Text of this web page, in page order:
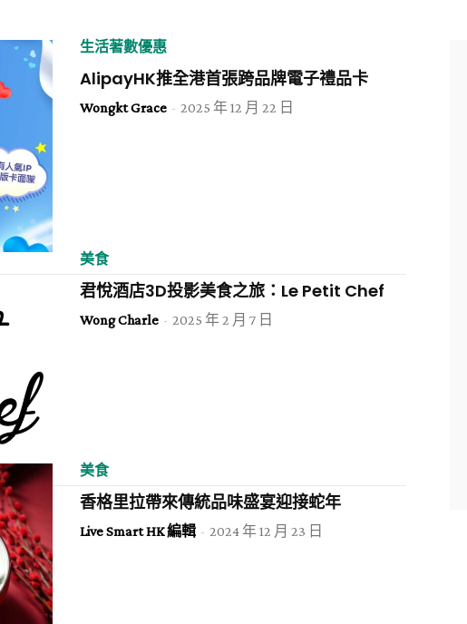
生活著數優惠
AlipayHK推全港首張跨品牌電子禮品卡
Wongkt Grace - 2025 年 12 月 22 日
美食
君悅酒店3D投影美食之旅：Le Petit Chef
Wong Charle - 2025 年 2 月 7 日
美食
香格里拉帶來傳統品味盛宴迎接蛇年
Live Smart HK 編輯 - 2024 年 12 月 23 日